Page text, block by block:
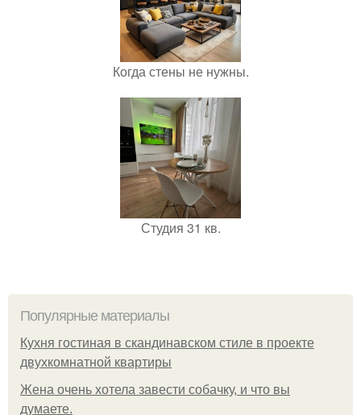
Когда стены не нужны.
Студия 31 кв.
Популярные материалы
Кухня гостиная в скандинавском стиле в проекте
двухкомнатной квартиры
Жена очень хотела завести собачку, и что вы
думаете.